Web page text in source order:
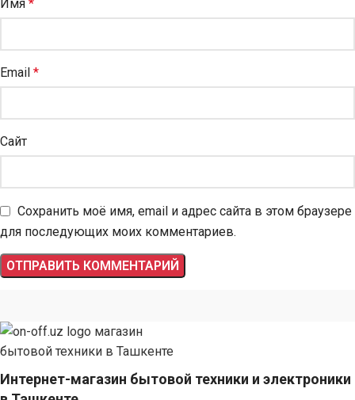
Имя *
Email *
Сайт
Сохранить моё имя, email и адрес сайта в этом браузере
для последующих моих комментариев.
Интернет-магазин бытовой техники и электроники